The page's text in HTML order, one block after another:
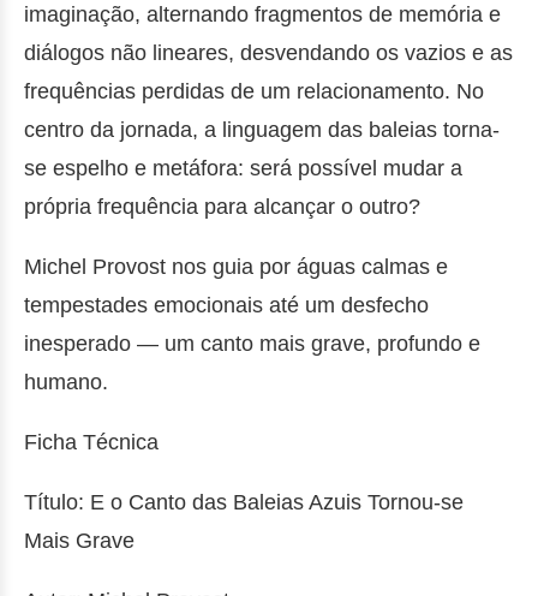
imaginação, alternando fragmentos de memória e
diálogos não lineares, desvendando os vazios e as
frequências perdidas de um relacionamento. No
centro da jornada, a linguagem das baleias torna-
se espelho e metáfora: será possível mudar a
própria frequência para alcançar o outro?
Michel Provost nos guia por águas calmas e
tempestades emocionais até um desfecho
inesperado — um canto mais grave, profundo e
humano.
Ficha Técnica
Título: E o Canto das Baleias Azuis Tornou-se
Mais Grave